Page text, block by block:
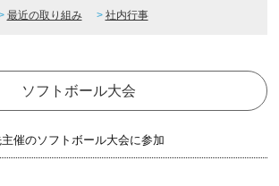
最近の取り組み 社内行事
ソフトボール大会
催のソフトボール大会に参加